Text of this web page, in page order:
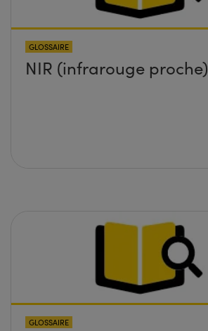
GLOSSAIRE
NIR (infrarouge proche)
GLOSSAIRE